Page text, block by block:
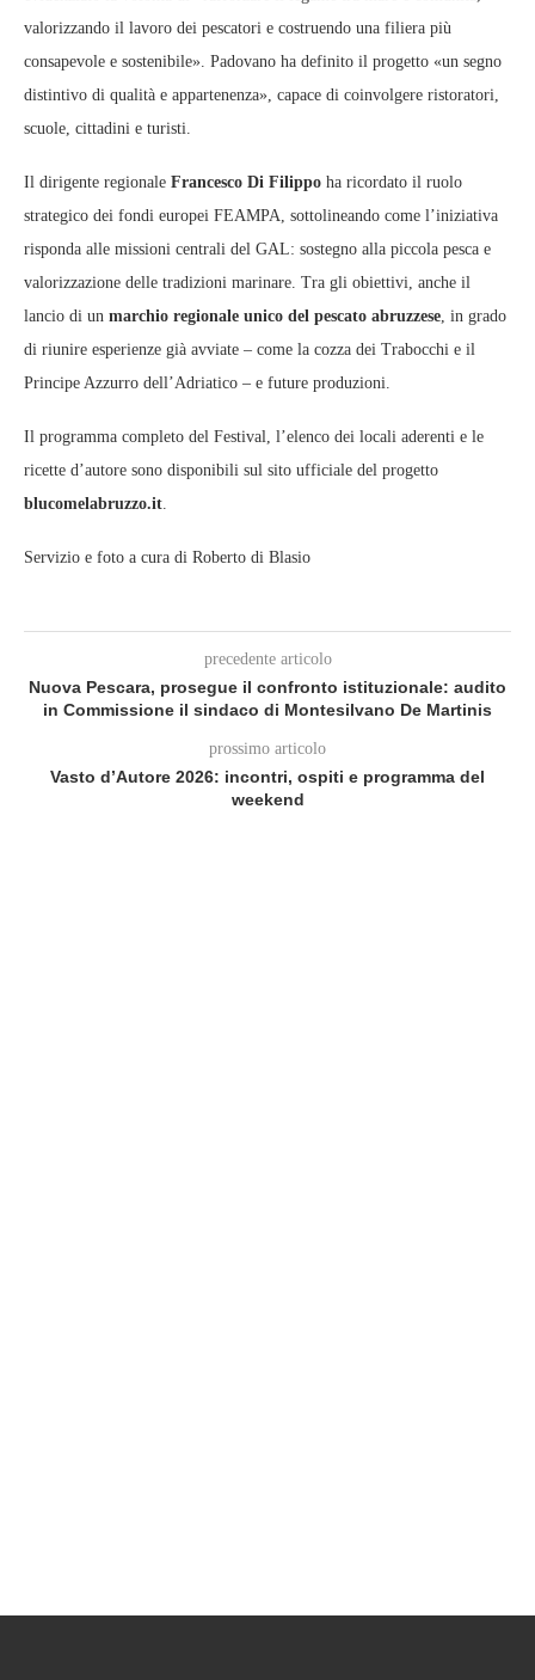
valorizzando il lavoro dei pescatori e costruendo una filiera più
consapevole e sostenibile». Padovano ha definito il progetto «un segno
distintivo di qualità e appartenenza», capace di coinvolgere ristoratori,
scuole, cittadini e turisti.
Il dirigente regionale Francesco Di Filippo ha ricordato il ruolo
strategico dei fondi europei FEAMPA, sottolineando come l’iniziativa
risponda alle missioni centrali del GAL: sostegno alla piccola pesca e
valorizzazione delle tradizioni marinare. Tra gli obiettivi, anche il
lancio di un marchio regionale unico del pescato abruzzese , in grado
di riunire esperienze già avviate – come la cozza dei Trabocchi e il
Principe Azzurro dell’Adriatico – e future produzioni.
Il programma completo del Festival, l’elenco dei locali aderenti e le
ricette d’autore sono disponibili sul sito ufficiale del progetto
blucomelabruzzo.it
Servizio e foto a cura di Roberto di Blasio
precedente articolo
Nuova Pescara, prosegue il confronto istituzionale: audito
in Commissione il sindaco di Montesilvano De Martinis
prossimo articolo
Vasto d’Autore 2026: incontri, ospiti e programma del
weekend